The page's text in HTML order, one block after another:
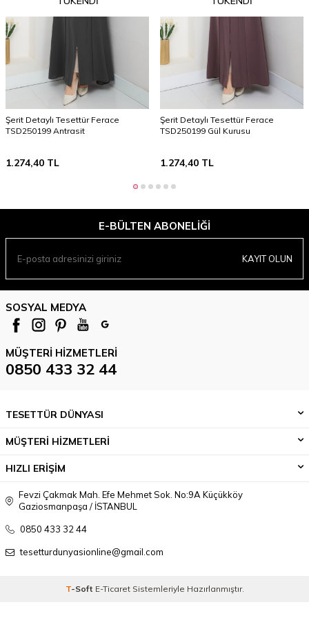
Şerit Detaylı Tesettür Ferace
TSD250199 Antrasit
1.274,40 TL
Şerit Detaylı Tesettür Ferace
TSD250199 Gül Kurusu
1.274,40TL
E-BÜLTEN ABONELIĞI
KAYIT OLUN
SOSYAL MEDYA
MÜŞTERI HIZMETLERI
0850 433 32 44
TESETTÜR DÜNYASI
MÜŞTERİ HİZMETLERİ
HIZLI ERİŞİM
Fevzi Çakmak Mah. Efe Mehmet Sok. No:9A Küçükköy
Gaziosmanpaşa / İSTANBUL
0850 433 32 44
tesetturdunyasionline@gmail.com
T-Soft E-TicaretSistemleriyle Hazırlanmıştır.